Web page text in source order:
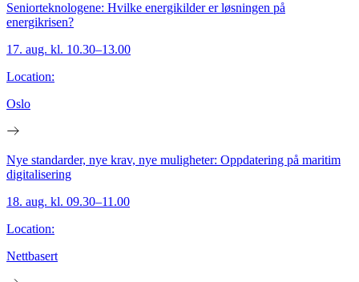
Seniorteknologene: Hvilke energikilder er løsningen på
energikrisen?
17. aug. kl. 10.30–13.00
Location:
Oslo
Nye standarder, nye krav, nye muligheter: Oppdatering på maritim
digitalisering
18. aug. kl. 09.30–11.00
Location:
Nettbasert